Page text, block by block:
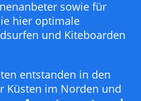
sowie für
hier optimale
und Kiteboarden
entstanden in den
Küsten im Norden und